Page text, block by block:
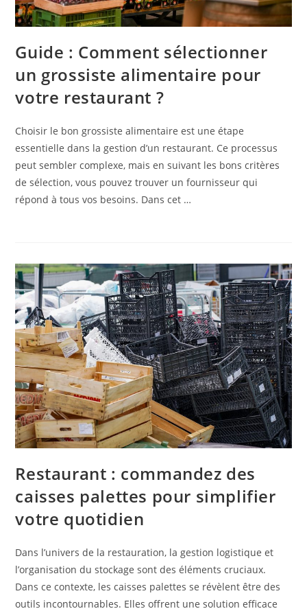
Guide : Comment sélectionner
un grossiste alimentaire pour
votre restaurant ?
Choisir le bon grossiste alimentaire est une étape
essentielle dans la gestion d’un restaurant. Ce processus
peut sembler complexe, mais en suivant les bons critères
de sélection, vous pouvez trouver un fournisseur qui
répond à tous vos besoins. Dans cet …
Restaurant : commandez des
caisses palettes pour simplifier
votre quotidien
Dans l’univers de la restauration, la gestion logistique et
l’organisation du stockage sont des éléments cruciaux.
Dans ce contexte, les caisses palettes se révèlent être des
outils incontournables. Elles offrent une solution efficace